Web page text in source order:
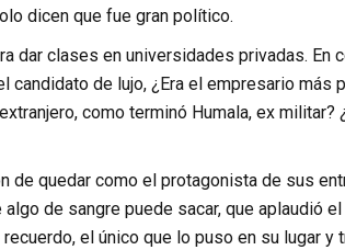
dicen que fue gran político.
dar clases en universidades privadas. En
de lujo, ¿Era el empresario más
como terminó Humala, ex militar?
de quedar como el protagonista de sus
de sangre puede sacar, que aplaudió
el único que lo puso en su lugar y